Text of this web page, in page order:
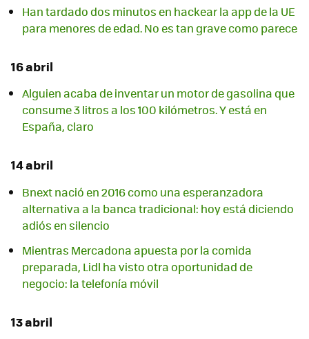
Han tardado dos minutos en hackear la app de la UE
para menores de edad. No es tan grave como parece
16 abril
Alguien acaba de inventar un motor de gasolina que
consume 3 litros a los 100 kilómetros. Y está en
España, claro
14 abril
Bnext nació en 2016 como una esperanzadora
alternativa a la banca tradicional: hoy está diciendo
adiós en silencio
Mientras Mercadona apuesta por la comida
preparada, Lidl ha visto otra oportunidad de
negocio: la telefonía móvil
13 abril